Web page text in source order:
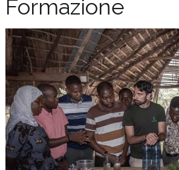
Formazione